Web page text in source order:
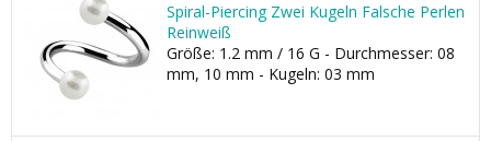
Spiral-Piercing Zwei Kugeln Falsche Perlen
Reinweiß
Größe: 1.2 mm / 16 G - Durchmesser: 08
mm, 10 mm - Kugeln: 03 mm